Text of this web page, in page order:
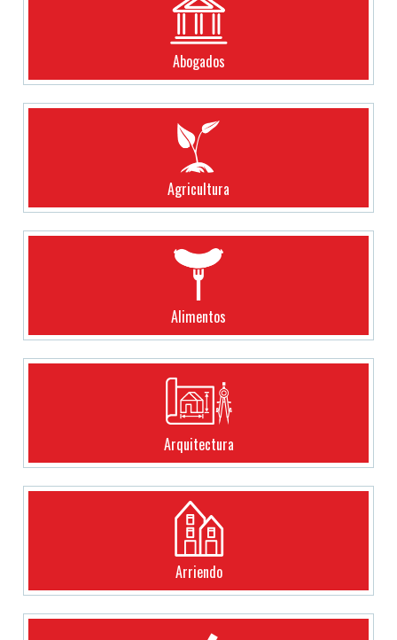
Abogados
Agricultura
Alimentos
Arquitectura
Arriendo